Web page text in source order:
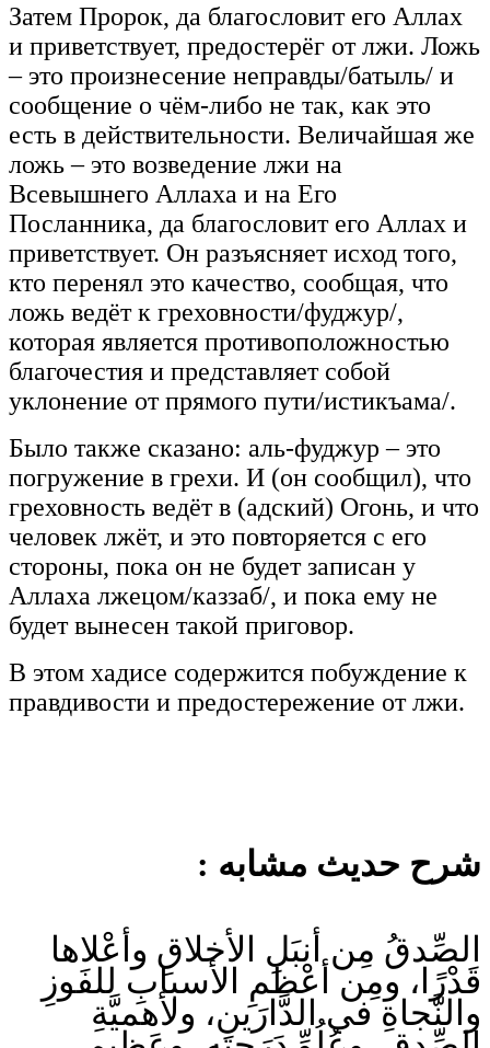
Затем Пророк, да благословит его Аллах
и приветствует, предостерёг от лжи. Ложь
– это произнесение неправды/батыль/ и
сообщение о чём-либо не так, как это
есть в действительности. Величайшая же
ложь – это возведение лжи на
Всевышнего Аллаха и на Его
Посланника, да благословит его Аллах и
приветствует. Он разъясняет исход того,
кто перенял это качество, сообщая, что
ложь ведёт к греховности/фуджур/,
которая является противоположностью
благочестия и представляет собой
уклонение от прямого пути/истикъама/.
Было также сказано: аль-фуджур – это
погружение в грехи. И (он сообщил), что
греховность ведёт в (адский) Огонь, и что
человек лжёт, и это повторяется с его
стороны, пока он не будет записан у
Аллаха лжецом/каззаб/, и пока ему не
будет вынесен такой приговор.
В этом хадисе содержится побуждение к
правдивости и предостережение от лжи.
شرح حديث مشابه :
الصِّدقُ مِن أنبَلِ الأخلاقِ وأعْلاها
قَدْرًا، ومِن أعْظمِ الأسبابِ للفَوزِ
والنَّجاةِ في الدَّارَينِ، ولأهميَّةِ